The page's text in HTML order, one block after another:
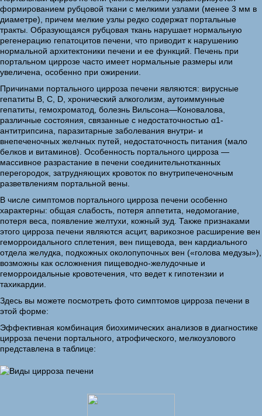
формированием рубцовой ткани с мелкими узлами (менее 3 мм в
диаметре), причем мелкие узлы редко содержат портальные
тракты. Образующаяся рубцовая ткань нарушает нормальную
регенерацию гепатоцитов печени, что приводит к нарушению
нормальной архитектоники печени и ее функций. Печень при
портальном циррозе часто имеет нормальные размеры или
увеличена, особенно при ожирении.
Причинами портального цирроза печени являются: вирусные
гепатиты В, С, D, хронический алкоголизм, аутоиммунные
гепатиты, гемохроматод, болезнь Вильсона—Коновалова,
различные состояния, связанные с недостаточностью α1-
антитрипсина, паразитарные заболевания внутри- и
внепеченочных желчных путей, недостаточность питания (мало
белков и витаминов). Особенность портального цирроза —
массивное разрастание в печени соединительнотканных
перегородок, затрудняющих кровоток по внутрипеченочным
разветвлениям портальной вены.
В числе симптомов портального цирроза печени особенно
характерны: общая слабость, потеря аппетита, недомогание,
потеря веса, появление желтухи, кожный зуд. Также признаками
этого цирроза печени являются асцит, варикозное расширение вен
геморроидального сплетения, вен пищевода, вен кардиального
отдела желудка, подкожных околопупочных вен («голова медузы»),
возможны как осложнения пищеводно-желудочные и
геморроидальные кровотечения, что ведет к гипотензии и
тахикардии.
Здесь вы можете посмотреть фото симптомов цирроза печени в
этой форме:
Эффективная комбинация биохимических анализов в диагностике
цирроза печени портального, атрофического, мелкоузлового
представлена в таблице: